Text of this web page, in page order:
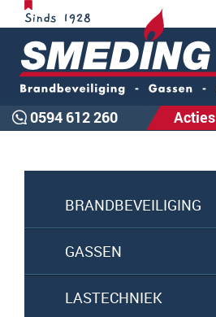
0594 612 260 Acties
BRANDBEVEILIGING
GASSEN
LASTECHNIEK